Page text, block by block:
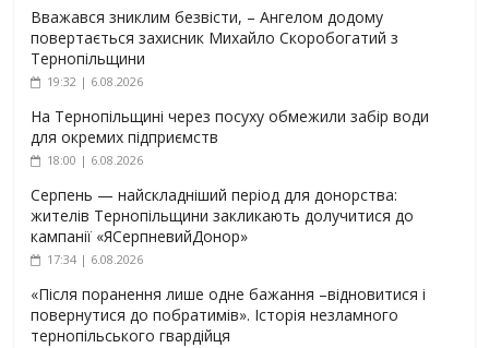
Вважався зниклим безвісти, – Ангелом додому
повертається захисник Михайло Скоробогатий з
Тернопільщини
19:32 | 6.08.2026
На Тернопільщині через посуху обмежили забір води
для окремих підприємств
18:00 | 6.08.2026
Серпень — найскладніший період для донорства:
жителів Тернопільщини закликають долучитися до
кампанії «ЯСерпневийДонор»
17:34 | 6.08.2026
«Після поранення лише одне бажання –відновитися і
повернутися до побратимів». Історія незламного
тернопільського гвардійця